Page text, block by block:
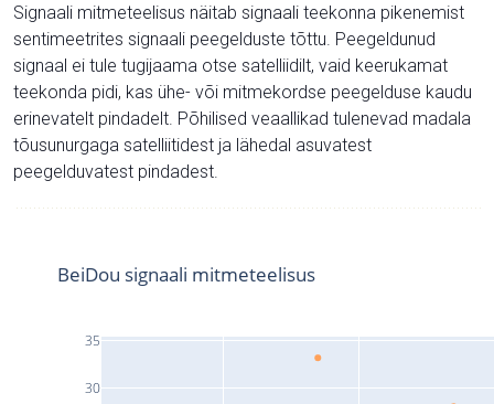
Signaali mitmeteelisus näitab signaali teekonna pikenemist
sentimeetrites signaali peegelduste tõttu. Peegeldunud
signaal ei tule tugijaama otse satelliidilt, vaid keerukamat
teekonda pidi, kas ühe- või mitmekordse peegelduse kaudu
erinevatelt pindadelt. Põhilised veaallikad tulenevad madala
tõusunurgaga satelliitidest ja lähedal asuvatest
peegelduvatest pindadest.
30
35
BeiDou signaali mitmeteelisus